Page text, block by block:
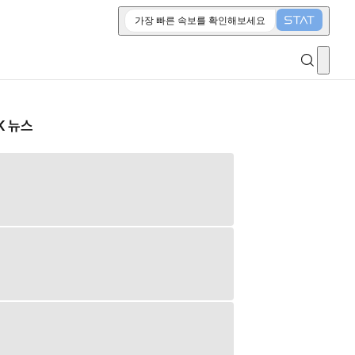
가장 빠른 속보를 확인해보세요
뉴스